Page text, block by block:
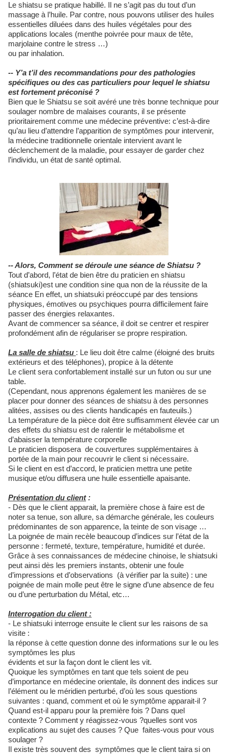
Le shiatsu se pratique habillé. Il ne s’agit pas du tout d’un
massage à l’huile. Par contre, nous pouvons utiliser des huiles
essentielles diluées dans des huiles végétales pour des
applications locales (menthe poivrée pour maux de tête,
marjolaine contre le stress …)
ou par inhalation.
-- Y’a t’il des recommandations pour des pathologies
spécifiques ou des cas particuliers pour lequel le shiatsu
est fortement préconisé ?
Bien que le Shiatsu se soit avéré une très bonne technique pour
soulager nombre de malaises courants, il se présente
prioritairement comme une médecine préventive: c’est-à-dire
qu’au lieu d’attendre l’apparition de symptômes pour intervenir,
la médecine traditionnelle orientale intervient avant le
déclenchement de la maladie, pour essayer de garder chez
l’individu, un état de santé optimal.
-- Alors, Comment se déroule une séance de Shiatsu ?
Tout d’abord, l’état de bien être du praticien en shiatsu
(shiatsuki)est une condition sine qua non de la réussite de la
séance En effet, un shiatsuki préoccupé par des tensions
physiques, émotives ou psychiques pourra difficilement faire
passer des énergies relaxantes.
Avant de commencer sa séance, il doit se centrer et respirer
profondément afin de régulariser se propre respiration.
La salle de shiatsu : Le lieu doit être calme (éloigné des bruits
extérieurs et des téléphones), propice à la détente
Le client sera confortablement installé sur un futon ou sur une
table.
(Cependant, nous apprenons également les manières de se
placer pour donner des séances de shiatsu à des personnes
alitées, assises ou des clients handicapés en fauteuils.)
La température de la pièce doit être suffisamment élevée car un
des effets du shiatsu est de ralentir le métabolisme et
d’abaisser la température corporelle
Le praticien disposera de couvertures supplémentaires à
portée de la main pour recouvrir le client si nécessaire.
Si le client en est d’accord, le praticien mettra une petite
musique et/ou diffusera une huile essentielle apaisante.
Présentation du client:
- Dès que le client apparait, la première chose à faire est de
noter sa tenue, son allure, sa démarche générale, les couleurs
prédominantes de son apparence, la teinte de son visage …
La poignée de main recèle beaucoup d’indices sur l’état de la
personne : fermeté, texture, température, humidité et durée.
Grâce à ses connaissances de médecine chinoise, le shiatsuki
peut ainsi dès les premiers instants, obtenir une foule
d’impressions et d’observations (à vérifier par la suite) : une
poignée de main molle peut être le signe d’une absence de feu
ou d’une perturbation du Métal, etc…
Interrogation du client :
- Le shiatsuki interroge ensuite le client sur les raisons de sa
visite :
la réponse à cette question donne des informations sur le ou les
symptômes les plus
évidents et sur la façon dont le client les vit.
Quoique les symptômes en tant que tels soient de peu
d’importance en médecine orientale, ils donnent des indices sur
l’élément ou le méridien perturbé, d’où les sous questions
suivantes : quand, comment et où le symptôme apparait-il ?
Quand est-il apparu pour la première fois ? Dans quel
contexte ? Comment y réagissez-vous ?quelles sont vos
explications au sujet des causes ? Que faites-vous pour vous
soulager ?
Il existe très souvent des symptômes que le client taira si on